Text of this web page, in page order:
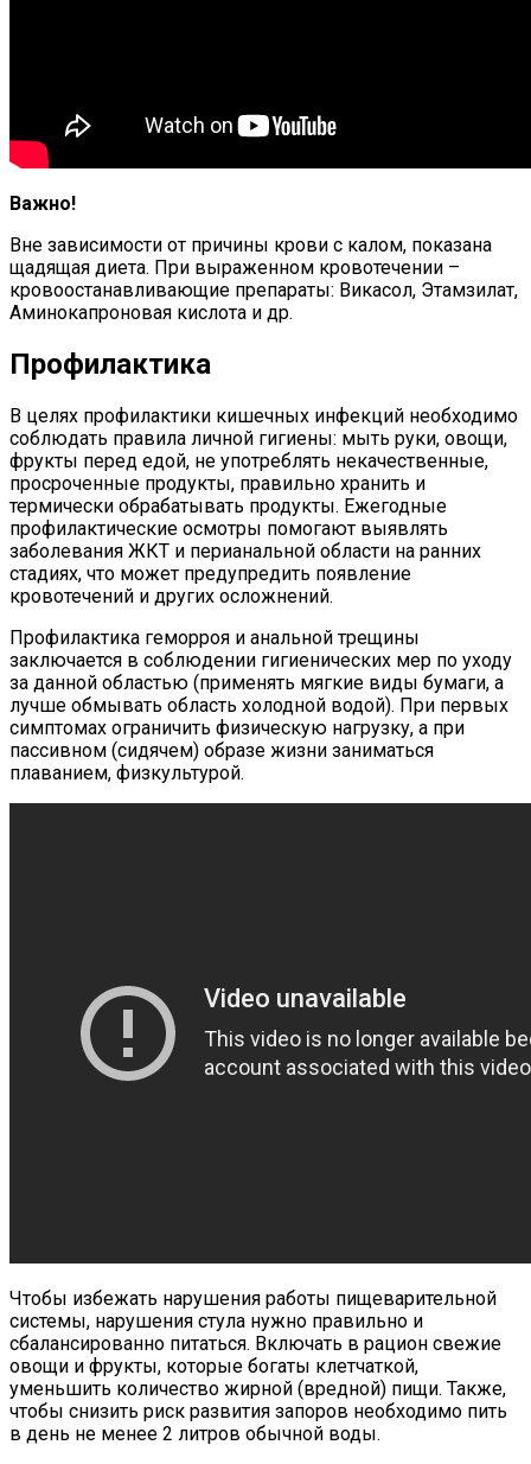
Важно!
Вне зависимости от причины крови с калом, показана
щадящая диета. При выраженном кровотечении –
кровоостанавливающие препараты: Викасол, Этамзилат,
Аминокапроновая кислота и др.
Профилактика
В целях профилактики кишечных инфекций необходимо
соблюдать правила личной гигиены: мыть руки, овощи,
фрукты перед едой, не употреблять некачественные,
просроченные продукты, правильно хранить и
термически обрабатывать продукты. Ежегодные
профилактические осмотры помогают выявлять
заболевания ЖКТ и перианальной области на ранних
стадиях, что может предупредить появление
кровотечений и других осложнений.
Профилактика геморроя и анальной трещины
заключается в соблюдении гигиенических мер по уходу
за данной областью (применять мягкие виды бумаги, а
лучше обмывать область холодной водой). При первых
симптомах ограничить физическую нагрузку, а при
пассивном (сидячем) образе жизни заниматься
плаванием, физкультурой.
Чтобы избежать нарушения работы пищеварительной
системы, нарушения стула нужно правильно и
сбалансированно питаться. Включать в рацион свежие
овощи и фрукты, которые богаты клетчаткой,
уменьшить количество жирной (вредной) пищи. Также,
чтобы снизить риск развития запоров необходимо пить
в день не менее 2 литров обычной воды.